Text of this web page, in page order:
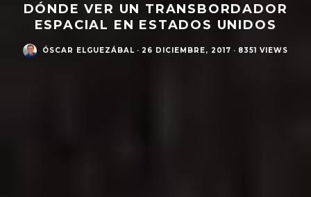
DÓNDE VER UN TRANSBORDADOR
ESPACIAL EN ESTADOS UNIDOS
ÓSCAR ELGUEZÁBAL · 26 DICIEMBRE, 2017 · 8351 VIEWS